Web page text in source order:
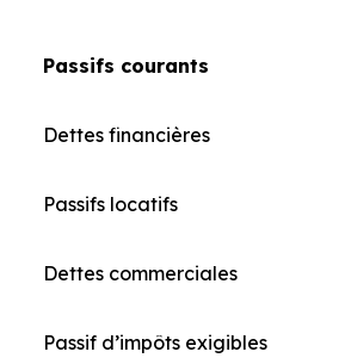
Passifs courants
Dettes financières
Passifs locatifs
Dettes commerciales
Passif d’impôts exigibles